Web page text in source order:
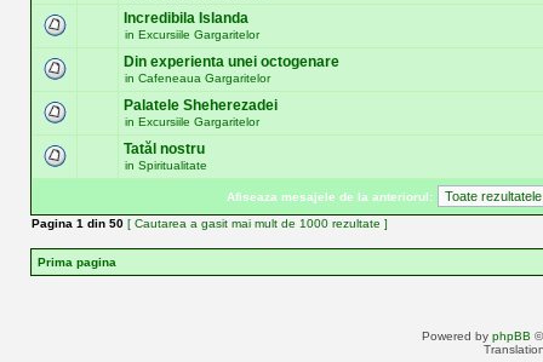
Incredibila Islanda
in Excursiile Gargaritelor
Din experienta unei octogenare
in Cafeneaua Gargaritelor
Palatele Sheherezadei
in Excursiile Gargaritelor
Tatăl nostru
in Spiritualitate
Afiseaza mesajele de la anteriorul:
Pagina 1 din 50 [ Cautarea a gasit mai mult de 1000 rezultate ]
Prima pagina
Powered by phpBB